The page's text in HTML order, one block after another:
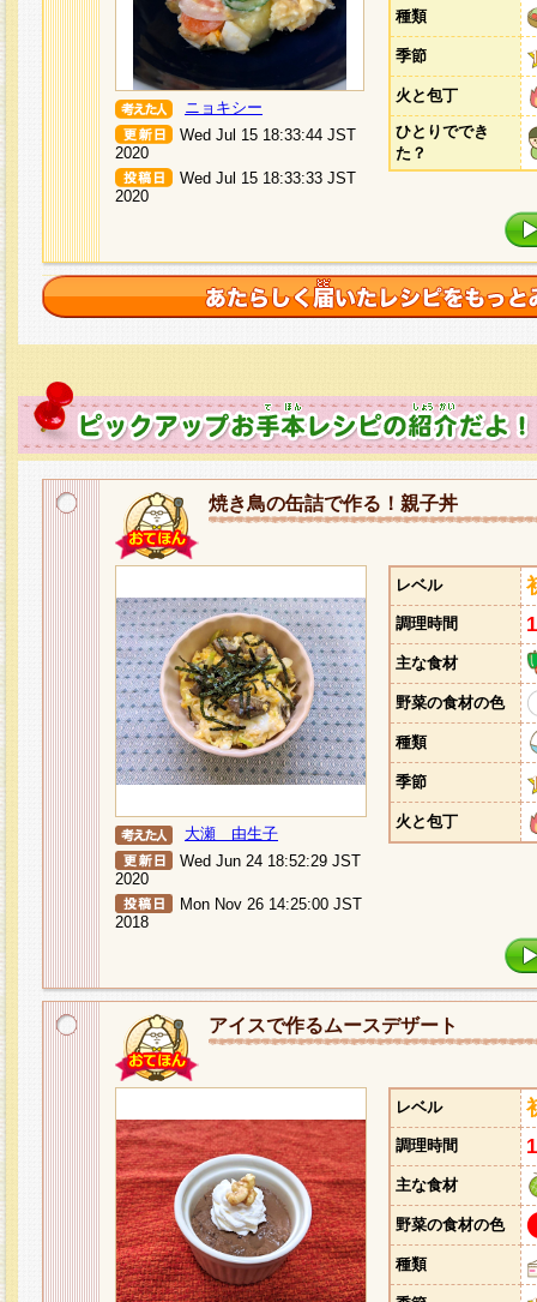
ニョキシー
Wed Jul 15 18:33:44 JST
2020
Wed Jul 15 18:33:33 JST
2020
種類
季節
火と包丁
ひとりででき
た？
焼き鳥の缶詰で作る！親子丼
大瀬 由生子
Wed Jun 24 18:52:29 JST
2020
Mon Nov 26 14:25:00 JST
2018
レベル
調理時間
主な食材
野菜の食材の色
種類
季節
火と包丁
アイスで作るムースデザート
レベル
調理時間
主な食材
野菜の食材の色
種類